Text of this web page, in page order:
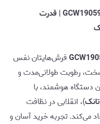
فرش شو و مبل شوی جیپاس مدل GCW19059 | قدرت
فرش‌هایتان نفس
رطوبت طولانی‌مدت و
دستگاه هوشمند، با
)، انقلابی در نظافت
می‌کند. تجربه خرید آسان و